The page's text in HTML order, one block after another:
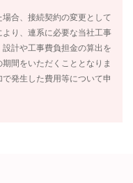
合、接続契約の変更として
り、連系に必要な当社工事
計や工事費負担金の算出を
間をいただくこととなりま
発生した費用等について申